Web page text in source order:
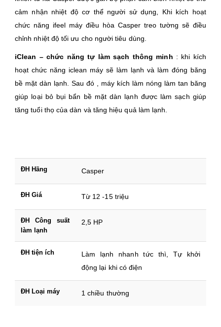
cảm nhận nhiệt độ cơ thể người sử dụng, Khi kích hoạt
chức năng ifeel máy điều hòa Casper treo tường sẽ điều
chỉnh nhiệt độ tối ưu cho người tiêu dùng.
iClean – chức năng tự làm sạch thông minh : khi kích
hoạt chức năng iclean máy sẽ làm lạnh và làm đóng băng
bề mặt dàn lạnh. Sau đó , máy kích làm nóng làm tan băng
giúp loại bỏ bụi bẩn bề mặt dàn lạnh được làm sạch giúp
tăng tuổi thọ của dàn và tăng hiệu quả làm lạnh.
ĐH Hãng Casper
ĐH Giá Từ 12 -15 triệu
ĐH Công suất
làm lạnh
2,5 HP
ĐH tiện ích
Làm lạnh nhanh tức thì, Tự khởi
động lại khi có điện
ĐH Loại máy 1 chiều thường